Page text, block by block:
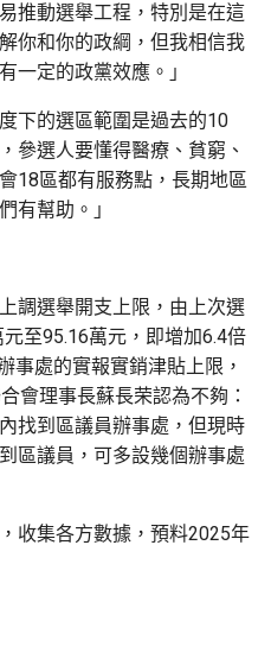
推動選舉工程，特別是在這
你和你的政綱，但我相信我
一定的政黨效應。」
下的選區範圍是過去的10
參選人要懂得醫療、貧窮、
18區都有服務點，長期地區
有幫助。」
調選舉開支上限，由上次選
至95.16萬元，即增加6.4倍
事處的實報實銷津貼上限，
會理事長蘇長荣認為不夠：
找到區議員辦事處，但現時
區議員，可多設幾個辦事處
收集各方數據，預料2025年